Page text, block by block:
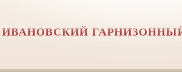
ИВАНОВСКИЙ